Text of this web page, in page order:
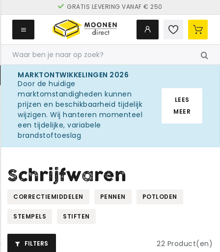
GRATIS LEVERING VANAF € 250
MARKTONTWIKKELINGEN 2026
Door de huidige
marktomstandigheden kunnen
prijzen en beschikbaarheid tijdelijk
wijzigen. Wij hanteren momenteel
een tijdelijke, variabele
brandstoftoeslag
LEES
MEER
Schrijfwaren
CORRECTIEMIDDELEN PENNEN POTLODEN
STEMPELS STIFTEN
FILTERS 22 Product(en)